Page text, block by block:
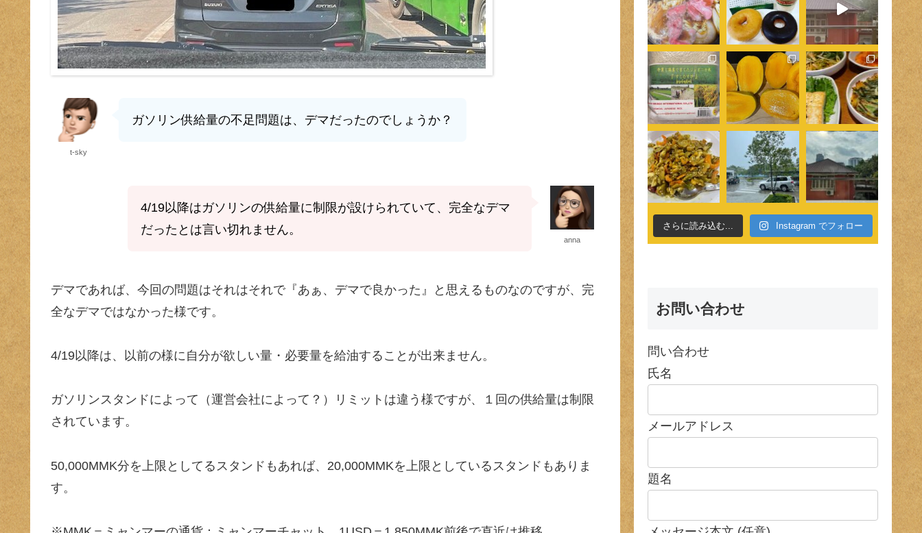
t-sky
ガソリン供給量の不足問題は、デマだったのでしょうか？
anna
4/19以降はガソリンの供給量に制限が設けられていて、完全なデマ
だったとは言い切れません。
デマであれば、今回の問題はそれはそれで『あぁ、デマで良かった』と思えるものなのですが、完
全なデマではなかった様です。
4/19以降は、以前の様に自分が欲しい量・必要量を給油することが出来ません。
ガソリンスタンドによって（運営会社によって？）リミットは違う様ですが、１回の供給量は制限
されています。
50,000MMK分を上限としてるスタンドもあれば、20,000MMKを上限としているスタンドもありま
す。
さらに読み込む... Instagram でフォロー
お問い合わせ
問い合わせ
氏名
メールアドレス
題名